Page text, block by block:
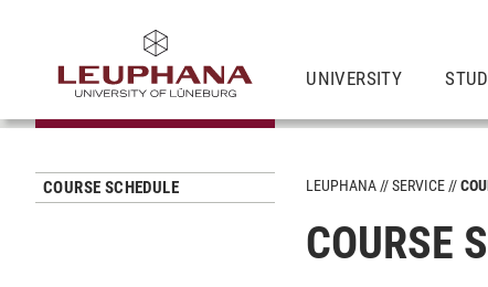
UNIVERSITY
COURSE SCHEDULE LEUPHANA SERVICE
COURSE